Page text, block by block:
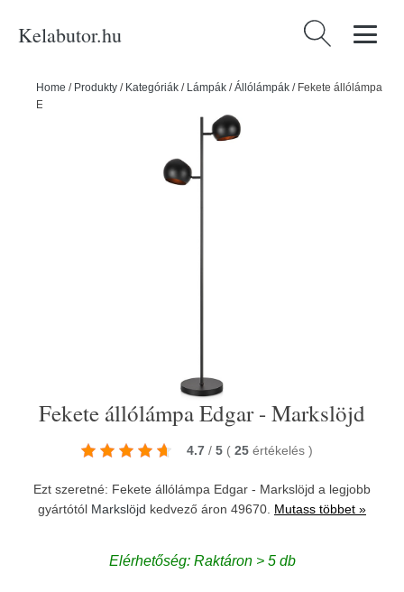
Kelabutor.hu Keresés:
Home / Produkty / Kategóriák / Lámpák /Állólámpák / Fekete állólámpa
Edgar - Markslöjd
Fekete állólámpa Edgar - Markslöjd
4.7 / 5 ( 25 értékelés )
Ezt szeretné: Fekete állólámpa Edgar - Markslöjd a legjobb
gyártótól Markslöjd kedvező áron 49670. Mutass többet »
Elérhetőség: Raktáron > 5 db